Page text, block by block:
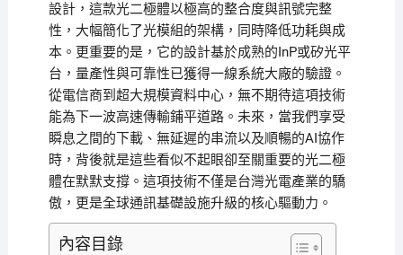
設計，這款光二極體以極高的整合度與訊號完整
性，大幅簡化了光模組的架構，同時降低功耗與成
本。更重要的是，它的設計基於成熟的InP或矽光平
台，量產性與可靠性已獲得一線系統大廠的驗證。
從電信商到超大規模資料中心，無不期待這項技術
能為下一波高速傳輸鋪平道路。未來，當我們享受
瞬息之間的下載、無延遲的串流以及順暢的AI協作
時，背後就是這些看似不起眼卻至關重要的光二極
體在默默支撐。這項技術不僅是台灣光電產業的驕
傲，更是全球通訊基礎設施升級的核心驅動力。
內容目錄